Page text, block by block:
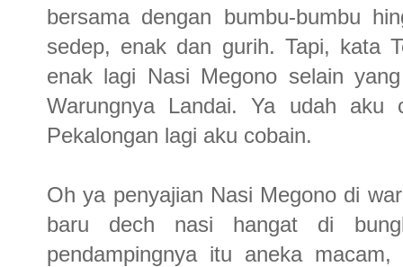
bersama dengan bumbu-bumbu
sedep, enak dan gurih. Tapi, kata
enak lagi Nasi Megono selain
Warungnya Landai. Ya udah
Pekalongan lagi aku cobain.
Oh ya penyajian Nasi Megono di
baru dech nasi hangat di
pendampingnya itu aneka